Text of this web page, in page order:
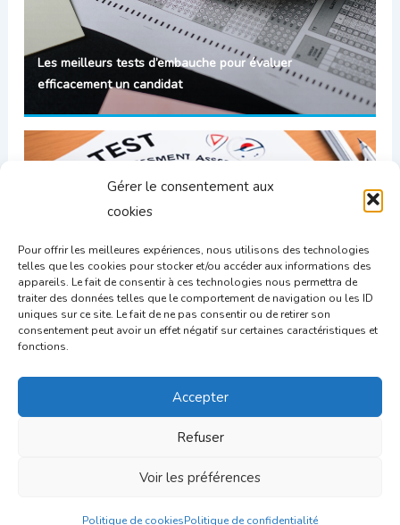
Gérer le consentement aux
cookies
Pour offrir les meilleures expériences, nous utilisons des technologies
telles que les cookies pour stocker et/ou accéder aux informations des
appareils. Le fait de consentir à ces technologies nous permettra de
traiter des données telles que le comportement de navigation ou les ID
uniques sur ce site. Le fait de ne pas consentir ou de retirer son
consentement peut avoir un effet négatif sur certaines caractéristiques et
fonctions.
Accepter
Refuser
Voir les préférences
Politique de cookiesPolitique de confidentialité
Les meilleurs tests d’embauche pour évaluer
efficacement un candidat
Réussir vos recrutements grâce à l’Assessment Center